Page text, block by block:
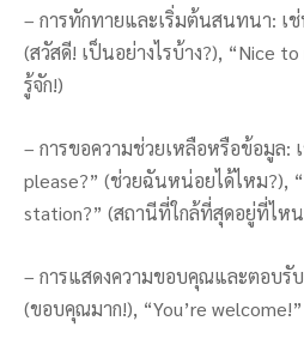
– การทักทายและเริ่มต้นสนทนา: เช่
(สวัสดี! เป็นอย่างไรบ้าง?), “Nice
รู้จัก!)
– การขอความช่วยเหลือหรือข้อมูล:
please?” (ช่วยฉันหน่อยได้ไหม?),
station?” (สถานีที่ใกล้ที่สุดอยู่ที่ไห
– การแสดงความขอบคุณและตอบรับ
(ขอบคุณมาก!), “You’re